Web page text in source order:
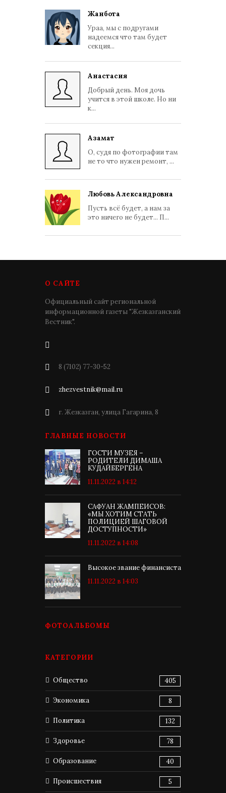
Жанбота
Ураа, мы с подругами
надеемся что там будет
секция...
Анастасия
Добрый день. Моя дочь
учится в этой школе. Но ни
к...
Азамат
О, судя по фотографии там
не то что нужен ремонт, ...
Любовь Александровна
Пусть всё будет, а нам за
это ничего не будет... П...
О САЙТЕ
Официальный сайт региональной
информационной газеты "Жезказганский
Вестник".
8 (7102) 77-30-52
zhezvestnik@mail.ru
г. Жезказган, улица Гагарина, 8
ГЛАВНЫЕ НОВОСТИ
ГОСТИ МУЗЕЯ –
РОДИТЕЛИ ДИМАША
КУДАЙБЕРГЕНА
11.11.2022 в 14:12
САФУАН ЖАМПЕИСОВ:
«МЫ ХОТИМ СТАТЬ
ПОЛИЦИЕЙ ШАГОВОЙ
ДОСТУПНОСТИ»
11.11.2022 в 14:08
Высокое звание финансиста
11.11.2022 в 14:03
ФОТОАЛЬБОМЫ
КАТЕГОРИИ
Общество 405
Экономика 8
Политика 132
Здоровье 78
Образование 40
Происшествия 5